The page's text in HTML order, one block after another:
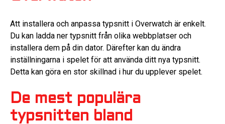
Att installera och anpassa typsnitt i Overwatch är enkelt.
Du kan ladda ner typsnitt från olika webbplatser och
installera dem på din dator. Därefter kan du ändra
inställningarna i spelet för att använda ditt nya typsnitt.
Detta kan göra en stor skillnad i hur du upplever spelet.
De mest populära
typsnitten bland